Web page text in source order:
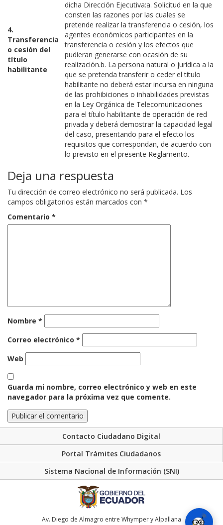
4.
Transferencia
o cesión del
título
habilitante
dicha Dirección Ejecutiva:a. Solicitud en la que
consten las razones por las cuales se
pretende realizar la transferencia o cesión, los
agentes económicos participantes en la
transferencia o cesión y los efectos que
pudieran generarse con ocasión de su
realización.b. La persona natural o jurídica a la
que se pretenda transferir o ceder el título
habilitante no deberá estar incursa en ninguna
de las prohibiciones o inhabilidades previstas
en la Ley Orgánica de Telecomunicaciones
para el título habilitante de operación de red
privada y deberá demostrar la capacidad legal
del caso, presentando para el efecto los
requisitos que correspondan, de acuerdo con
lo previsto en el presente Reglamento.
Deja una respuesta
Tu dirección de correo electrónico no será publicada. Los
campos obligatorios están marcados con *
Comentario *
Nombre *
Correo electrónico *
Web
Guarda mi nombre, correo electrónico y web en este
navegador para la próxima vez que comente.
Contacto Ciudadano Digital
Portal Trámites Ciudadanos
Sistema Nacional de Información (SNI)
Av. Diego de Almagro entre Whymper y Alpallana